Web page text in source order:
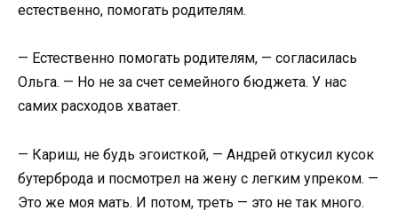
естественно, помогать родителям.
— Естественно помогать родителям, — согласилась
Ольга. — Но не за счет семейного бюджета. У нас
самих расходов хватает.
— Кариш, не будь эгоисткой, — Андрей откусил кусок
бутерброда и посмотрел на жену с легким упреком. —
Это же моя мать. И потом, треть — это не так много.